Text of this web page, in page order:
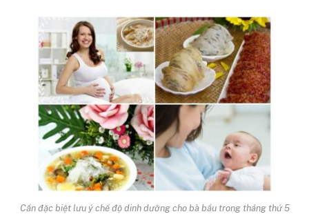
Cần đặc biệt lưu ý chế độ dinh dưỡng cho bà bầu trong tháng thứ 5